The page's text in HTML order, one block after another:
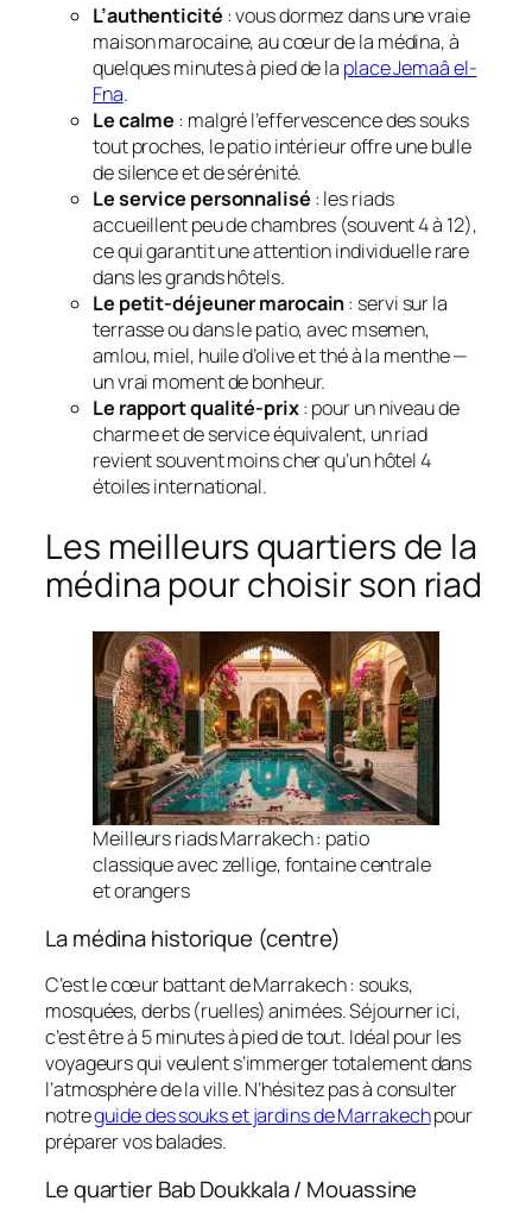
L’authenticité : vous dormez dans une vraie
maison marocaine, au cœur de la médina, à
quelques minutes à pied de la place Jemaâ el-
Fna.
Le calme : malgré l’effervescence des souks
tout proches, le patio intérieur offre une bulle
de silence et de sérénité.
Le service personnalisé : les riads
accueillent peu de chambres (souvent 4 à 12),
ce qui garantit une attention individuelle rare
dans les grands hôtels.
Le petit-déjeuner marocain: servi sur la
terrasse ou dans le patio, avec msemen,
amlou, miel, huile d’olive et thé à la menthe —
un vrai moment de bonheur.
Le rapport qualité-prix: pour un niveau de
charme et de service équivalent, un riad
revient souvent moins cher qu’un hôtel 4
étoiles international.
Les meilleurs quartiers de la
médina pour choisir son riad
Meilleurs riads Marrakech : patio
classique avec zellige, fontaine centrale
et orangers
La médina historique (centre)
C’est le cœur battant de Marrakech : souks,
mosquées, derbs (ruelles) animées. Séjourner ici,
c’est être à 5 minutes à pied de tout. Idéal pour les
voyageurs qui veulent s’immerger totalement dans
l’atmosphère de la ville. N’hésitez pas à consulter
notreguide des souks et jardins de Marrakechpour
préparer vos balades.
Le quartier Bab Doukkala / Mouassine